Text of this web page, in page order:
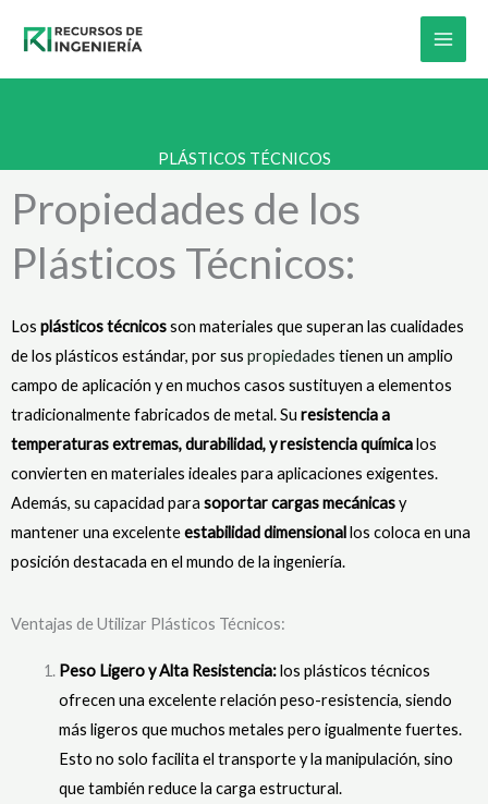
PLÁSTICOS TÉCNICOS
Propiedades de los
Plásticos Técnicos:
Los plásticos técnicosson materiales que superan las cualidades
de los plásticos estándar, por sus propiedades tienen un amplio
campo de aplicación y en muchos casos sustituyen a elementos
tradicionalmente fabricados de metal. Su resistencia a
temperaturas extremas, durabilidad, y resistencia químicalos
convierten en materiales ideales para aplicaciones exigentes.
Además, su capacidad para soportar cargas mecánicasy
mantener una excelenteestabilidad dimensionallos coloca en una
posición destacada en el mundo de la ingeniería.
Ventajas de Utilizar Plásticos Técnicos:
Peso Ligero y Alta Resistencia:los plásticos técnicos
ofrecen una excelente relación peso-resistencia, siendo
más ligeros que muchos metales pero igualmente fuertes.
Esto no solo facilita el transporte y la manipulación, sino
que también reduce la carga estructural.